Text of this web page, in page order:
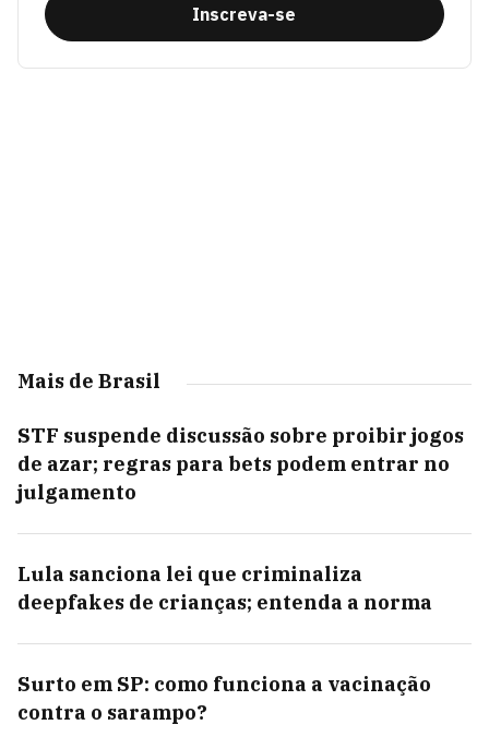
Inscreva-se
Mais de Brasil
STF suspende discussão sobre proibir jogos
de azar; regras para bets podem entrar no
julgamento
Lula sanciona lei que criminaliza
deepfakes de crianças; entenda a norma
Surto em SP: como funciona a vacinação
contra o sarampo?